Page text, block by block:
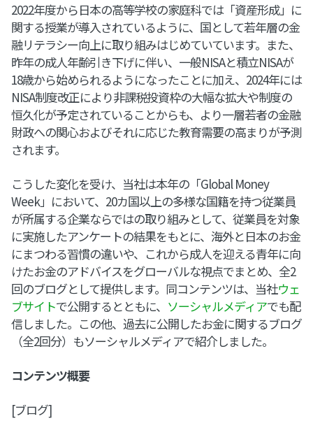
2022年度から日本の高等学校の家庭科では「資産形成」に
関する授業が導入されているように、国として若年層の金
融リテラシー向上に取り組みはじめていています。また、
昨年の成人年齢引き下げに伴い、一般NISAと積立NISAが
18歳から始められるようになったことに加え、2024年には
NISA制度改正により非課税投資枠の大幅な拡大や制度の
恒久化が予定されていることからも、より一層若者の金融
財政への関心およびそれに応じた教育需要の高まりが予測
されます。
こうした変化を受け、当社は本年の「Global Money
Week」において、20カ国以上の多様な国籍を持つ従業員
が所属する企業ならではの取り組みとして、従業員を対象
に実施したアンケートの結果をもとに、海外と日本のお金
にまつわる習慣の違いや、これから成人を迎える青年に向
けたお金のアドバイスをグローバルな視点でまとめ、全2
回のブログとして提供します。同コンテンツは、当社ウェ
ブサイトで公開するとともに、 ソーシャルメディアでも配
信しました。この他、過去に公開したお金に関するブログ
（全2回分）もソーシャルメディアで紹介しました。
コンテンツ概要
[ブログ]